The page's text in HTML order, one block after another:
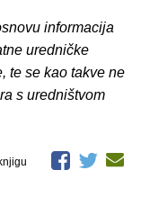
informacija
uredničke
te se kao takve ne
s uredništvom